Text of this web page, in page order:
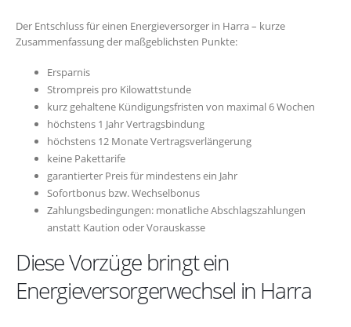
Der Entschluss für einen Energieversorger in Harra – kurze
Zusammenfassung der maßgeblichsten Punkte:
Ersparnis
Strompreis pro Kilowattstunde
kurz gehaltene Kündigungsfristen von maximal 6 Wochen
höchstens 1 Jahr Vertragsbindung
höchstens 12 Monate Vertragsverlängerung
keine Pakettarife
garantierter Preis für mindestens ein Jahr
Sofortbonus bzw. Wechselbonus
Zahlungsbedingungen: monatliche Abschlagszahlungen
anstatt Kaution oder Vorauskasse
Diese Vorzüge bringt ein
Energieversorgerwechsel in Harra